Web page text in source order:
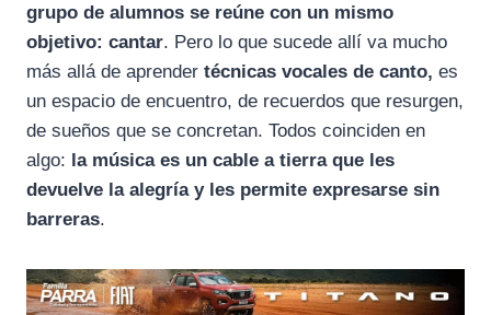
o
r
A
grupo de alumnos se reúne con un mismo
objetivo: cantar. Pero lo que sucede allí va mucho
más allá de aprender técnicas vocales de canto, es
un espacio de encuentro, de recuerdos que resurgen,
de sueños que se concretan. Todos coinciden en
algo: la música es un cable a tierra que les
devuelve la alegría y les permite expresarse sin
barreras.